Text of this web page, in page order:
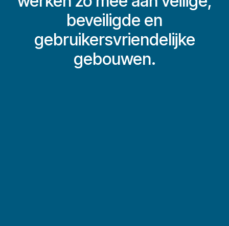
beveiligde en
gebruikersvriendelijke
gebouwen.